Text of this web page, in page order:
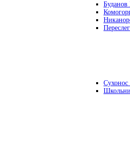
Буданов